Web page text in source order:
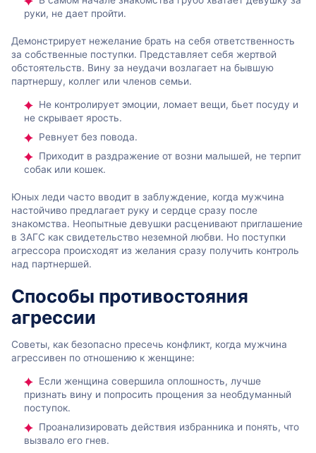
руки, не дает пройти.
Демонстрирует нежелание брать на себя ответственность
за собственные поступки. Представляет себя жертвой
обстоятельств. Вину за неудачи возлагает на бывшую
партнершу, коллег или членов семьи.
Не контролирует эмоции, ломает вещи, бьет посуду и
не скрывает ярость.
Ревнует без повода.
Приходит в раздражение от возни малышей, не терпит
собак или кошек.
Юных леди часто вводит в заблуждение, когда мужчина
настойчиво предлагает руку и сердце сразу после
знакомства. Неопытные девушки расценивают приглашение
в ЗАГС как свидетельство неземной любви. Но поступки
агрессора происходят из желания сразу получить контроль
над партнершей.
Способы противостояния
агрессии
Советы, как безопасно пресечь конфликт, когда мужчина
агрессивен по отношению к женщине:
Если женщина совершила оплошность, лучше
признать вину и попросить прощения за необдуманный
поступок.
Проанализировать действия избранника и понять, что
вызвало его гнев.